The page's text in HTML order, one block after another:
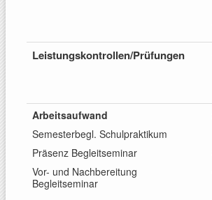
Leistungskontrollen/Prüfungen
Arbeitsaufwand
Semesterbegl. Schulpraktikum
Präsenz Begleitseminar
Vor- und Nachbereitung
Begleitseminar